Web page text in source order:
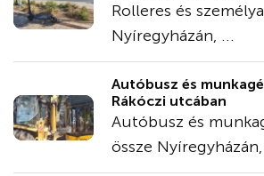
Rolleres és
Nyíregyházán, ...
Autóbusz és
Rákóczi utcában
Autóbusz és
össze Nyíregyházán,